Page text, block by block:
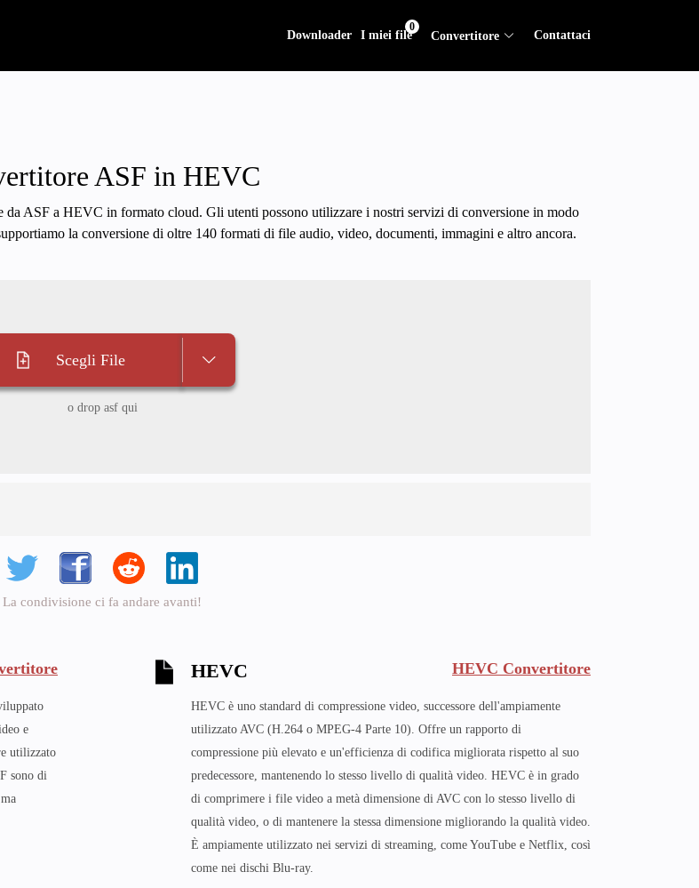
Downloader I miei file
0
Convertitore Contattaci
ASF in HEVC
ASF a HEVC in formato cloud. Gli utenti possono utilizzare i nostri servizi di conversione in modo
la conversione di oltre 140 formati di file audio, video, documenti, immagini e altro ancora.
Scegli File
o drop asf qui
La condivisione ci fa andare avanti!
e
utilizzato
sono di
HEVC HEVC Convertitore
HEVC è uno standard di compressione video, successore dell'ampiamente
utilizzato AVC (H.264 o MPEG-4 Parte 10). Offre un rapporto di
compressione più elevato e un'efficienza di codifica migliorata rispetto al suo
predecessore, mantenendo lo stesso livello di qualità video. HEVC è in grado
di comprimere i file video a metà dimensione di AVC con lo stesso livello di
qualità video, o di mantenere la stessa dimensione migliorando la qualità video.
È ampiamente utilizzato nei servizi di streaming, come YouTube e Netflix, così
come nei dischi Blu-ray.